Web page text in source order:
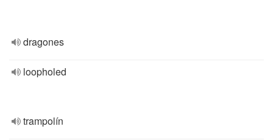
dragones
loopholed
trampolín